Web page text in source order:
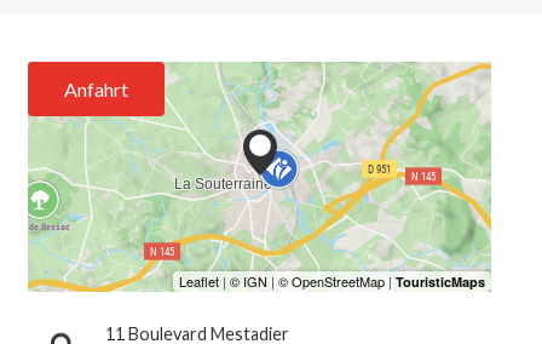
Anfahrt
11 Boulevard Mestadier